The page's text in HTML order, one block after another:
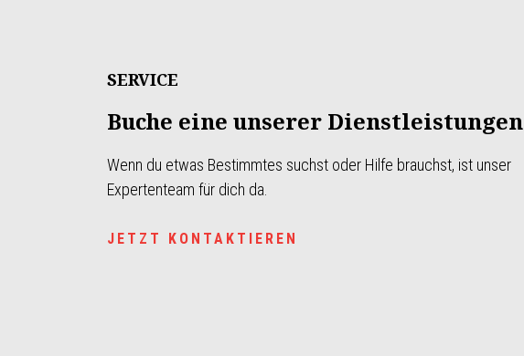
SERVICE
Buche eine unserer Dienstleistungen
Wenn du etwas Bestimmtes suchst oder Hilfe brauchst, ist unser
Expertenteam für dich da.
JETZT KONTAKTIEREN